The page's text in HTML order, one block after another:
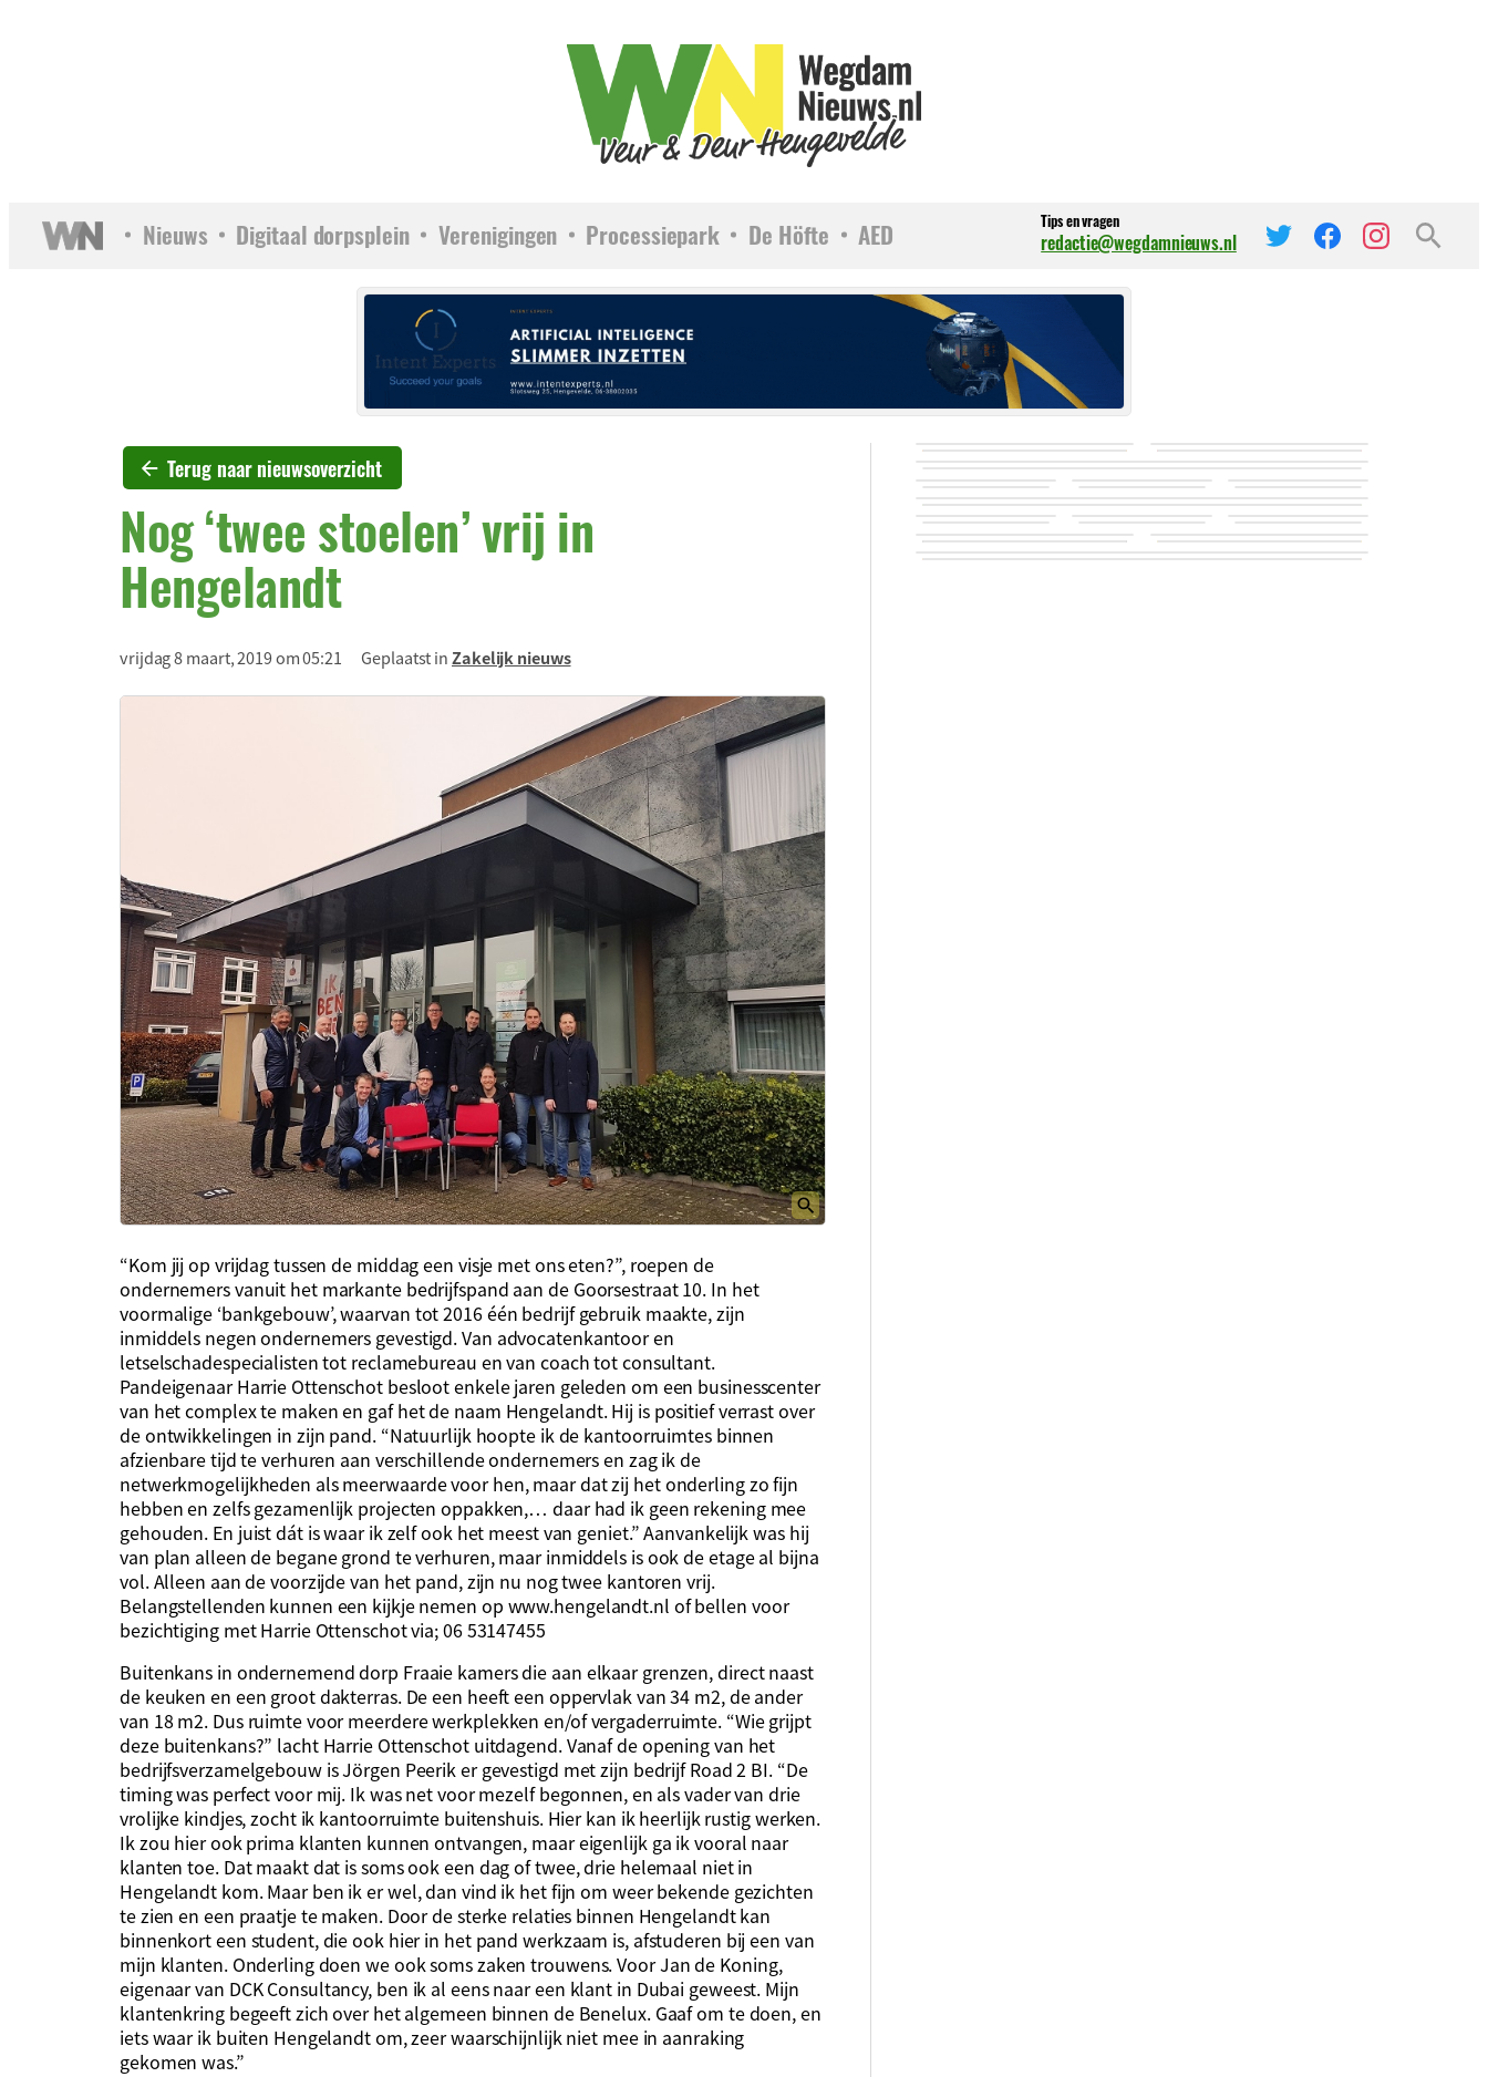
Nieuws Digitaal dorpsplein Verenigingen Processiepark De Höfte AED Tips en vragen
redactie@wegdamnieuws.nl
Terug naar nieuwsoverzicht
Nog ‘twee stoelen’ vrij in
Hengelandt
vrijdag 8 maart, 2019 om 05:21 Geplaatst inZakelijk nieuws
“Kom jij op vrijdag tussen de middag een visje met ons eten?”, roepen de
ondernemers vanuit het markante bedrijfspand aan de Goorsestraat 10. In het
voormalige ‘bankgebouw’, waarvan tot 2016 één bedrijf gebruik maakte, zijn
inmiddels negen ondernemers gevestigd. Van advocatenkantoor en
letselschadespecialisten tot reclamebureau en van coach tot consultant.
Pandeigenaar Harrie Ottenschot besloot enkele jaren geleden om een businesscenter
van het complex te maken en gaf het de naam Hengelandt. Hij is positief verrast over
de ontwikkelingen in zijn pand. “Natuurlijk hoopte ik de kantoorruimtes binnen
afzienbare tijd te verhuren aan verschillende ondernemers en zag ik de
netwerkmogelijkheden als meerwaarde voor hen, maar dat zij het onderling zo fijn
hebben en zelfs gezamenlijk projecten oppakken,… daar had ik geen rekening mee
gehouden. En juist dát is waar ik zelf ook het meest van geniet.” Aanvankelijk was hij
van plan alleen de begane grond te verhuren, maar inmiddels is ook de etage al bijna
vol. Alleen aan de voorzijde van het pand, zijn nu nog twee kantoren vrij.
Belangstellenden kunnen een kijkje nemen op www.hengelandt.nl of bellen voor
bezichtiging met Harrie Ottenschot via; 06 53147455
Buitenkans in ondernemend dorp Fraaie kamers die aan elkaar grenzen, direct naast
de keuken en een groot dakterras. De een heeft een oppervlak van 34 m2, de ander
van 18 m2. Dus ruimte voor meerdere werkplekken en/of vergaderruimte. “Wie grijpt
deze buitenkans?” lacht Harrie Ottenschot uitdagend. Vanaf de opening van het
bedrijfsverzamelgebouw is Jörgen Peerik er gevestigd met zijn bedrijf Road 2 BI. “De
timing was perfect voor mij. Ik was net voor mezelf begonnen, en als vader van drie
vrolijke kindjes, zocht ik kantoorruimte buitenshuis. Hier kan ik heerlijk rustig werken.
Ik zou hier ook prima klanten kunnen ontvangen, maar eigenlijk ga ik vooral naar
klanten toe. Dat maakt dat is soms ook een dag of twee, drie helemaal niet in
Hengelandt kom. Maar ben ik er wel, dan vind ik het fijn om weer bekende gezichten
te zien en een praatje te maken. Door de sterke relaties binnen Hengelandt kan
binnenkort een student, die ook hier in het pand werkzaam is, afstuderen bij een van
mijn klanten. Onderling doen we ook soms zaken trouwens. Voor Jan de Koning,
eigenaar van DCK Consultancy, ben ik al eens naar een klant in Dubai geweest. Mijn
klantenkring begeeft zich over het algemeen binnen de Benelux. Gaaf om te doen, en
iets waar ik buiten Hengelandt om, zeer waarschijnlijk niet mee in aanraking
gekomen was.”